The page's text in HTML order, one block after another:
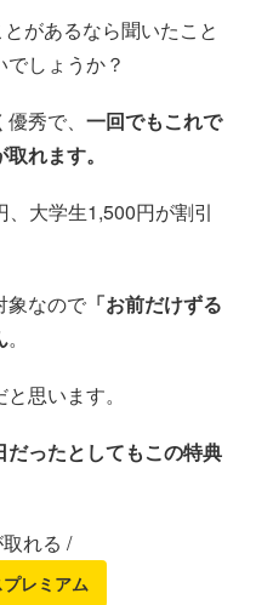
があるなら聞いたこと
しょうか？
秀で、 一回でもこれで
れます。
大学生1,500円が割引
象なので 「お前だけずる
。
思います。
だったとしてもこの特典
れる /
レミアム